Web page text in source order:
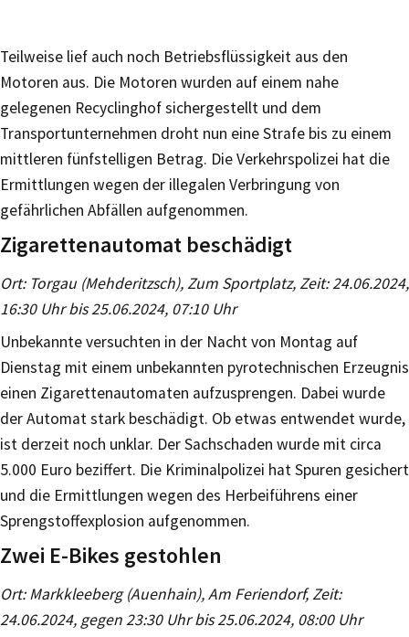
Teilweise lief auch noch Betriebsflüssigkeit aus den
Motoren aus. Die Motoren wurden auf einem nahe
gelegenen Recyclinghof sichergestellt und dem
Transportunternehmen droht nun eine Strafe bis zu einem
mittleren fünfstelligen Betrag. Die Verkehrspolizei hat die
Ermittlungen wegen der illegalen Verbringung von
gefährlichen Abfällen aufgenommen.
Zigarettenautomat beschädigt
Ort: Torgau (Mehderitzsch), Zum Sportplatz, Zeit: 24.06.2024,
16:30 Uhr bis 25.06.2024, 07:10 Uhr
Unbekannte versuchten in der Nacht von Montag auf
Dienstag mit einem unbekannten pyrotechnischen Erzeugnis
einen Zigarettenautomaten aufzusprengen. Dabei wurde
der Automat stark beschädigt. Ob etwas entwendet wurde,
ist derzeit noch unklar. Der Sachschaden wurde mit circa
5.000 Euro beziffert. Die Kriminalpolizei hat Spuren gesichert
und die Ermittlungen wegen des Herbeiführens einer
Sprengstoffexplosion aufgenommen.
Zwei E-Bikes gestohlen
Ort: Markkleeberg (Auenhain), Am Feriendorf, Zeit:
24.06.2024, gegen 23:30 Uhr bis 25.06.2024, 08:00 Uhr